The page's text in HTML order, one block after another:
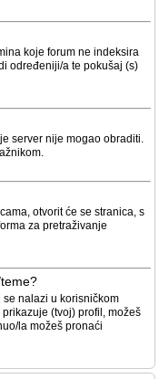
koje forum ne indeksira
određeniji/a te pokušaj (s)
server nije mogao obraditi.
otvorit će se stranica, s
za pretraživanje
se nalazi u korisničkom
(tvoj) profil, možeš
la možeš pronaći